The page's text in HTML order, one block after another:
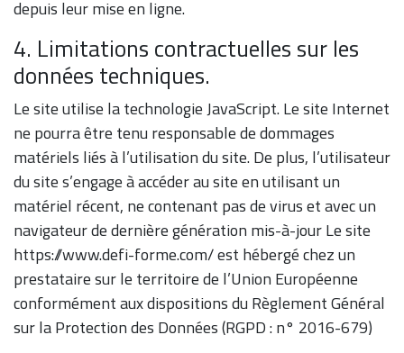
depuis leur mise en ligne.
4. Limitations contractuelles sur les
données techniques.
Le site utilise la technologie JavaScript. Le site Internet
ne pourra être tenu responsable de dommages
matériels liés à l’utilisation du site. De plus, l’utilisateur
du site s’engage à accéder au site en utilisant un
matériel récent, ne contenant pas de virus et avec un
navigateur de dernière génération mis-à-jour Le site
https://www.defi-forme.com/ est hébergé chez un
prestataire sur le territoire de l’Union Européenne
conformément aux dispositions du Règlement Général
sur la Protection des Données (RGPD : n° 2016-679)